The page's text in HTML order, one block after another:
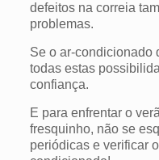
defeitos na correia
problemas.
Se o ar-condicionado
todas estas
confiança.
E para enfrentar o
fresquinho, não se
periódicas e verificar